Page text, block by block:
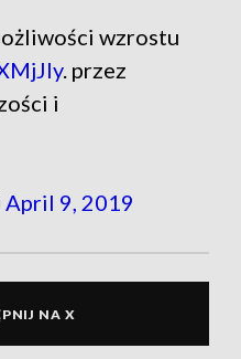
wzrostu
. przez
i
April 9, 2019
NA X